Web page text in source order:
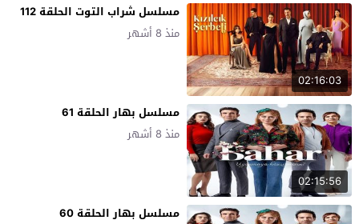
02:16:03
مسلسل شراب التوت الحلقة 112
منذ 8 أشهر
02:15:56
مسلسل بهار الحلقة 61
منذ 8 أشهر
مسلسل بهار الحلقة 60